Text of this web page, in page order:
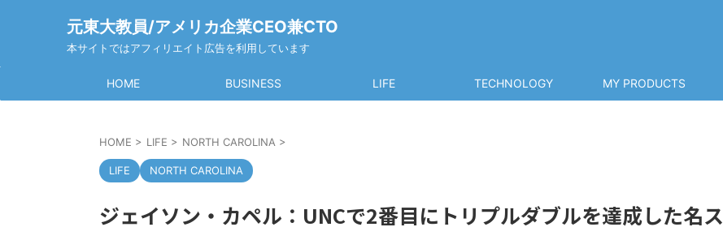
元東大教員/アメリカ企業CEO兼CTO
本サイトではアフィリエイト広告を利用しています
HOME BUSINESS LIFE TECHNOLOGY MY PRODUCTS
HOME > LIFE > NORTH CAROLINA >
LIFE NORTH CAROLINA
ジェイソン・カペル：UNCで2番目にトリプルダブルを達成した名ス